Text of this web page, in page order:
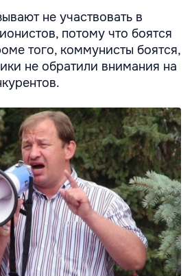
не участвовать в
потому что боятся
того, коммунисты боятся,
не обратили внимания на